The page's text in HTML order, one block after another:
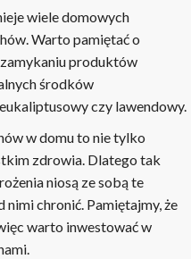
wiele domowych
Warto pamiętać o
produktów
środków
czy lawendowy.
w domu to nie tylko
zdrowia. Dlatego tak
niosą ze sobą te
chronić. Pamiętajmy, że
warto inwestować w